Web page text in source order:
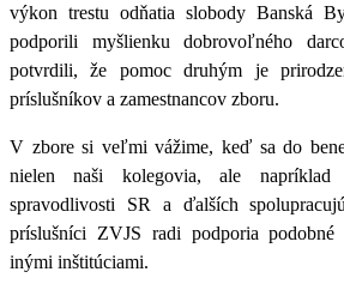
výkon trestu odňatia slobody Banská
podporili myšlienku dobrovoľného
potvrdili, že pomoc druhým je
príslušníkov a zamestnancov zboru.
V zbore si veľmi vážime, keď sa do
nielen naši kolegovia, ale
spravodlivosti SR a ďalších
príslušníci ZVJS radi podporia podobné
inými inštitúciami.